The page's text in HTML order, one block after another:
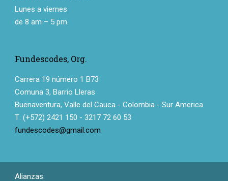
Lunes a viernes
de 8 am – 5 pm.
Fundescodes, Org.
Carrera 19 número 1 B73
Comuna 3, Barrio Lleras
Buenaventura, Valle del Cauca - Colombia - Sur America
T: (+572) 2421 150 - 3217 72 60 53
fundescodes@gmail.com
Alianzas: